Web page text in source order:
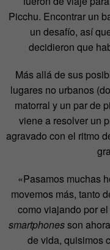
Picchu. Encontrar un
un desafío, así
decidieron que
Más allá de sus
lugares no urbanos
matorral y un par de
viene a resolver un
agravado con el ritmo
«Pasamos muchas
movemos más, tanto
como viajando por
smartphonesson
de vida, quisimos